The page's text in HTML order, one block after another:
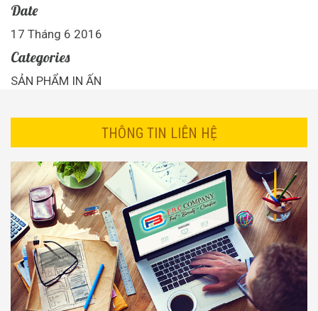
Date
17 Tháng 6 2016
Categories
SẢN PHẨM IN ẤN
THÔNG TIN LIÊN HỆ